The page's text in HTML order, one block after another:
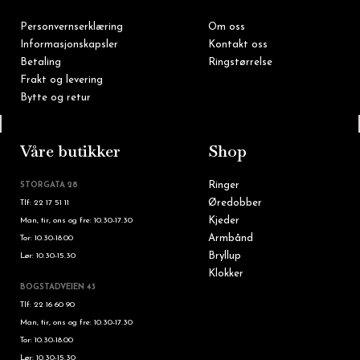
Personvernserklæring
Informasjonskapsler
Betaling
Frakt og levering
Bytte og retur
Om oss
Kontakt oss
Ringstørrelse
Våre butikker
STORGATA 28
Tlf: 22 17 51 11
Man, tir, ons og fre: 10.30-17.30
Tor: 10.30-18.00
Lør: 10.30-15.30
BOGSTADVEIEN 43
Tlf: 22 16 60 90
Man, tir, ons og fre: 10.30-17.30
Tor: 10.30-18.00
Lør: 10.30-15.30
Shop
Ringer
Øredobber
Kjeder
Armbånd
Bryllup
Klokker